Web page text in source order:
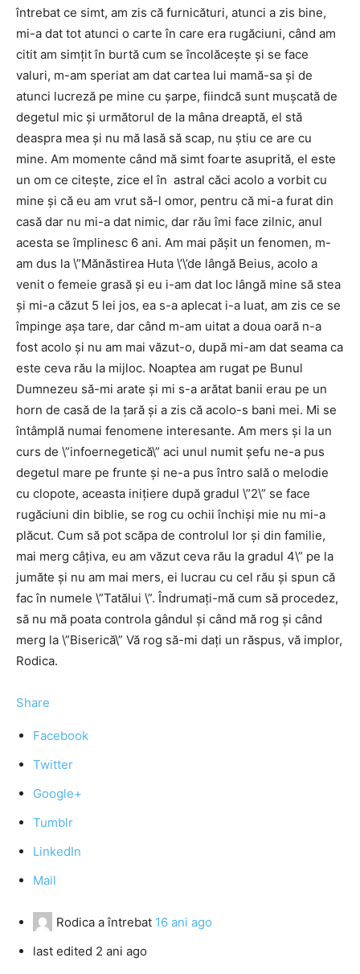
întrebat ce simt, am zis că furnicături, atunci a zis bine,
mi-a dat tot atunci o carte în care era rugăciuni, când am
citit am simţit în burtă cum se încolăceşte şi se face
valuri, m-am speriat am dat cartea lui mamă-sa şi de
atunci lucreză pe mine cu şarpe, fiindcă sunt muşcată de
degetul mic şi următorul de la mâna dreaptă, el stă
deaspra mea şi nu mă lasă să scap, nu ştiu ce are cu
mine. Am momente când mă simt foarte asuprită, el este
un om ce citeşte, zice el în astral căci acolo a vorbit cu
mine şi că eu am vrut să-l omor, pentru că mi-a furat din
casă dar nu mi-a dat nimic, dar rău îmi face zilnic, anul
acesta se împlinesc 6 ani. Am mai păşit un fenomen, m-
am dus la \”Mănăstirea Huta \’\’de lângă Beius, acolo a
venit o femeie grasă şi eu i-am dat loc lângă mine să stea
şi mi-a căzut 5 lei jos, ea s-a aplecat i-a luat, am zis ce se
împinge aşa tare, dar când m-am uitat a doua oară n-a
fost acolo şi nu am mai văzut-o, după mi-am dat seama ca
este ceva rău la mijloc. Noaptea am rugat pe Bunul
Dumnezeu să-mi arate şi mi s-a arătat banii erau pe un
horn de casă de la ţară şi a zis că acolo-s bani mei. Mi se
întâmplă numai fenomene interesante. Am mers şi la un
curs de \”infoernegetică\” aci unul numit şefu ne-a pus
degetul mare pe frunte şi ne-a pus întro sală o melodie
cu clopote, aceasta iniţiere după gradul \”2\” se face
rugăciuni din biblie, se rog cu ochii închişi mie nu mi-a
plăcut. Cum să pot scăpa de controlul lor şi din familie,
mai merg câţiva, eu am văzut ceva rău la gradul 4\” pe la
jumăte şi nu am mai mers, ei lucrau cu cel rău şi spun că
fac în numele \”Tatălui \”. Îndrumaţi-mă cum să procedez,
să nu mă poata controla gândul şi când mă rog şi când
merg la \”Biserică\” Vă rog să-mi daţi un răspus, vă implor,
Rodica.
Share
Facebook
Twitter
Google+
Tumblr
LinkedIn
Mail
Rodica a întrebat 16 ani ago
last edited 2 ani ago